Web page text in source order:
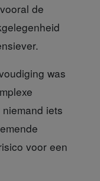
de
was
iets
voor een